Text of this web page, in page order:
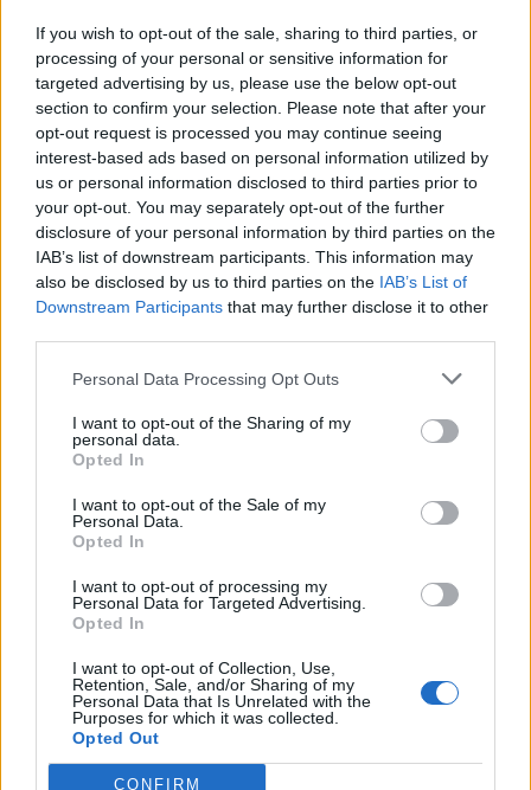
If you wish to opt-out of the sale, sharing to third parties, or
processing of your personal or sensitive information for
targeted advertising by us, please use the below opt-out
section to confirm your selection. Please note that after your
opt-out request is processed you may continue seeing
interest-based ads based on personal information utilized by
us or personal information disclosed to third parties prior to
your opt-out. You may separately opt-out of the further
disclosure of your personal information by third parties on the
IAB’s list of downstream participants. This information may
also be disclosed by us to third parties on the IAB’s List of
Downstream Participants that may further disclose it to other
Personal Data Processing Opt Outs
I want to opt-out of the Sharing of my
personal data.
Opted In
I want to opt-out of the Sale of my
Personal Data.
Opted In
I want to opt-out of processing my
Personal Data for Targeted Advertising.
Opted In
I want to opt-out of Collection, Use,
Retention, Sale, and/or Sharing of my
Personal Data that Is Unrelated with the
Purposes for which it was collected.
Opted Out
CONFIRM
Andre læser også
Flere kendte besøger
populært
strikkearrangement i
Hjørring
I al stilhed har
meldt sig ind
dagligvarer